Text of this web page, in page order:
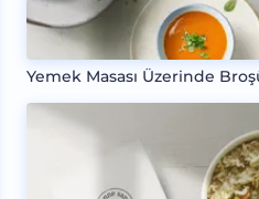
Yemek Masası Üzerinde